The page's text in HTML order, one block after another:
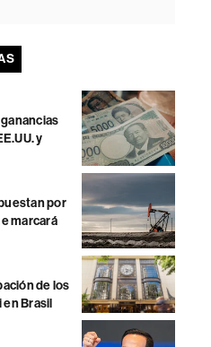
y
por
marcará
de los
Brasil